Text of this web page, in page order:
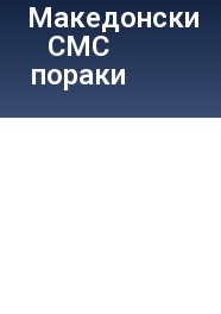
Македонски
СМС
пораки